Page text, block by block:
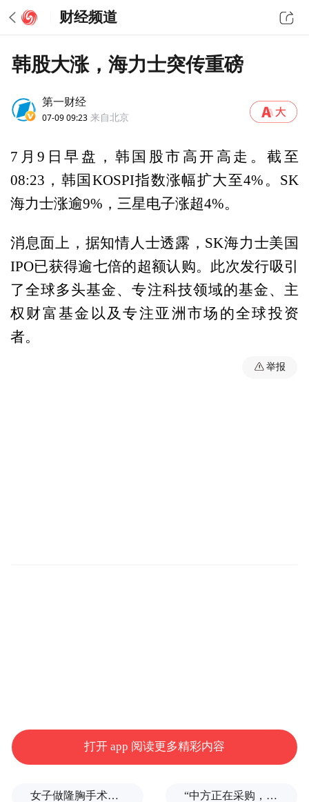
财经频道
韩股大涨，海力士突传重磅
第一财经
07-09 09:23 来自北京
7月9日早盘，韩国股市高开高走。截至
08:23，韩国KOSPI指数涨幅扩大至4%。SK
海力士涨逾9%，三星电子涨超4%。
消息面上，据知情人士透露，SK海力士美国
IPO已获得逾七倍的超额认购。此次发行吸引
了全球多头基金、专注科技领域的基金、主
权财富基金以及专注亚洲市场的全球投资
者。
举报
打开 app 阅读更多精彩内容
女子做隆胸手术全麻后被告知暂停，医生：内窥镜不够用了 “中方正在采购，令人鼓舞！”